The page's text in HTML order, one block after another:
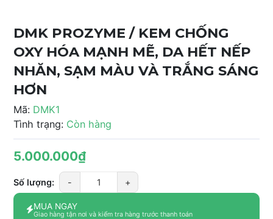
DMK PROZYME / KEM CHỐNG
OXY HÓA MẠNH MẼ, DA HẾT NẾP
NHĂN, SẠM MÀU VÀ TRẮNG SÁNG
HƠN
Mã: DMK1
Tình trạng: Còn hàng
5.000.000₫
Số lượng: - +
MUA NGAY
Giao hàng tận nơi và kiểm tra hàng trước thanh toán